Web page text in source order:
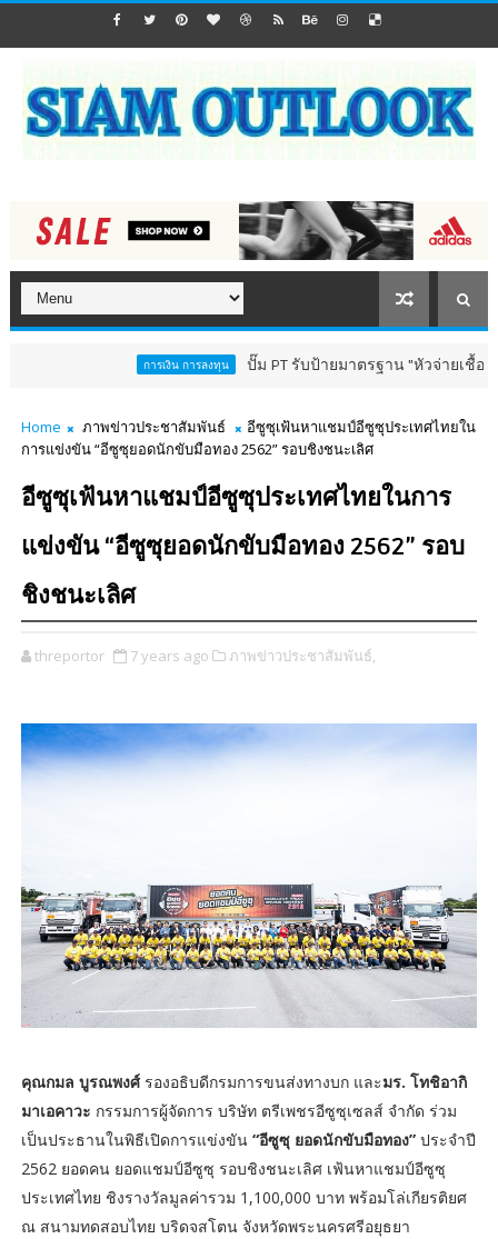
การเงิน การลงทุน ปั๊ม PT รับป้ายมาตรฐาน "หัวจ่ายเชื้อเพลิงสีท
Home ภาพข่าวประชาสัมพันธ์
อีซูซุเฟ้นหาแชมป์อีซูซุประเทศไทยใน
การแข่งขัน “อีซูซุยอดนักขับมือทอง 2562” รอบชิงชนะเลิศ
อีซูซุเฟ้นหาแชมป์อีซูซุประเทศไทยในการ
แข่งขัน “อีซูซุยอดนักขับมือทอง 2562” รอบ
ชิงชนะเลิศ
threportor 7 years ago ภาพข่าวประชาสัมพันธ์,
คุณกมล บูรณพงศ์รองอธิบดีกรมการขนส่งทางบก และมร. โทชิอากิ
มาเอคาวะ กรรมการผู้จัดการ บริษัท ตรีเพชรอีซูซุเซลส์ จำกัด ร่วม
เป็นประธานในพิธีเปิดการแข่งขัน “อีซูซุ ยอดนักขับมือทอง”ประจำปี
2562 ยอดคน ยอดแชมป์อีซูซุ รอบชิงชนะเลิศ เฟ้นหาแชมป์อีซูซุ
ประเทศไทย ชิงรางวัลมูลค่ารวม 1,100,000 บาท พร้อมโล่เกียรติยศ
ณ สนามทดสอบไทย บริดจสโตน จังหวัดพระนครศรีอยุธยา